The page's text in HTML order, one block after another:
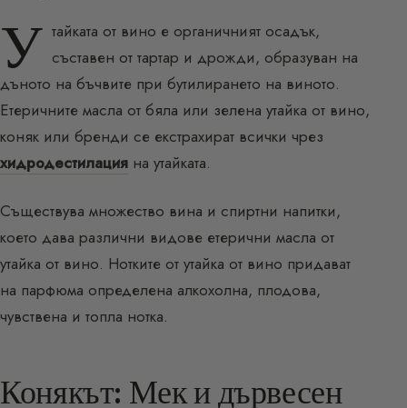
У тайката от вино е органичният осадък,
съставен от тартар и дрожди, образуван на
дъното на бъчвите при бутилирането на виното.
Етеричните масла от бяла или зелена утайка от вино,
коняк или бренди се екстрахират всички чрез
хидродестилация на утайката.
Съществува множество вина и спиртни напитки,
което дава различни видове етерични масла от
утайка от вино. Нотките от утайка от вино придават
на парфюма определена алкохолна, плодова,
чувствена и топла нотка.
Конякът: Мек и дървесен